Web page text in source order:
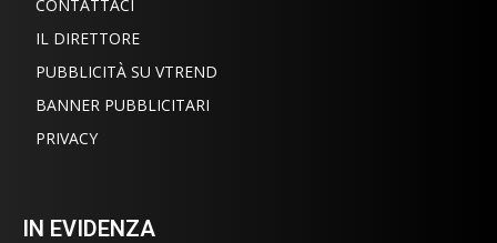
CONTATTACI
IL DIRETTORE
PUBBLICITÀ SU VTREND
BANNER PUBBLICITARI
PRIVACY
IN EVIDENZA